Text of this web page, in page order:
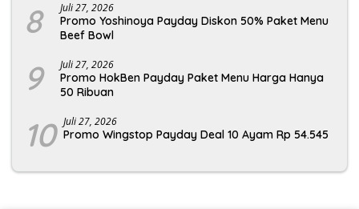
8 Juli 27, 2026
Promo Yoshinoya Payday Diskon 50% Paket Menu
Beef Bowl
9 Juli 27, 2026
Promo HokBen Payday Paket Menu Harga Hanya
50 Ribuan
10 Juli 27, 2026
Promo Wingstop Payday Deal 10 Ayam Rp 54.545